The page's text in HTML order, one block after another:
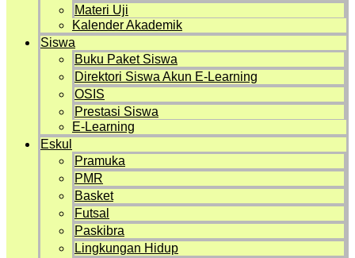
Materi Uji
Kalender Akademik
Siswa
Buku Paket Siswa
Direktori Siswa Akun E-Learning
OSIS
Prestasi Siswa
E-Learning
Eskul
Pramuka
PMR
Basket
Futsal
Paskibra
Lingkungan Hidup